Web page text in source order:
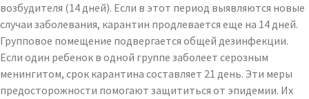
возбудителя (14 дней). Если в этот период выявляются новые
случаи заболевания, карантин продлевается еще на 14 дней.
Групповое помещение подвергается общей дезинфекции.
Если один ребенок в одной группе заболеет серозным
менингитом, срок карантина составляет 21 день. Эти меры
предосторожности помогают защититься от эпидемии. Их